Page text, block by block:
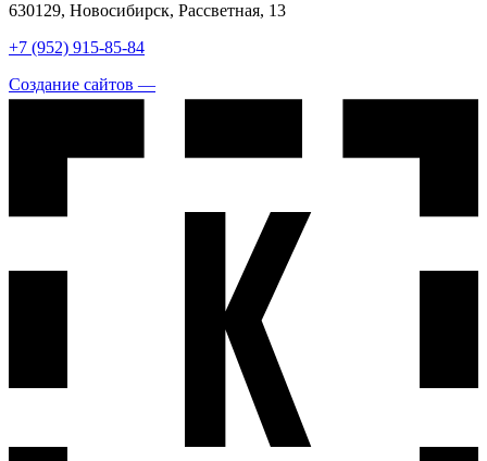
630129, Новосибирск, Рассветная, 13
+7 (952) 915-85-84
Создание сайтов —